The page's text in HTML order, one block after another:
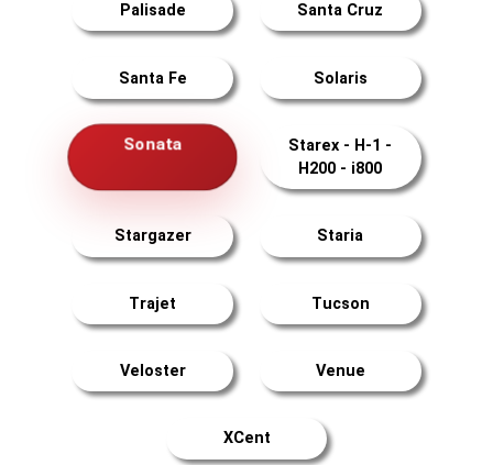
Palisade Santa Cruz
Santa Fe Solaris
Sonata
Starex - H-1 -
H200 - i800
Stargazer Staria
Trajet Tucson
Veloster Venue
XCent